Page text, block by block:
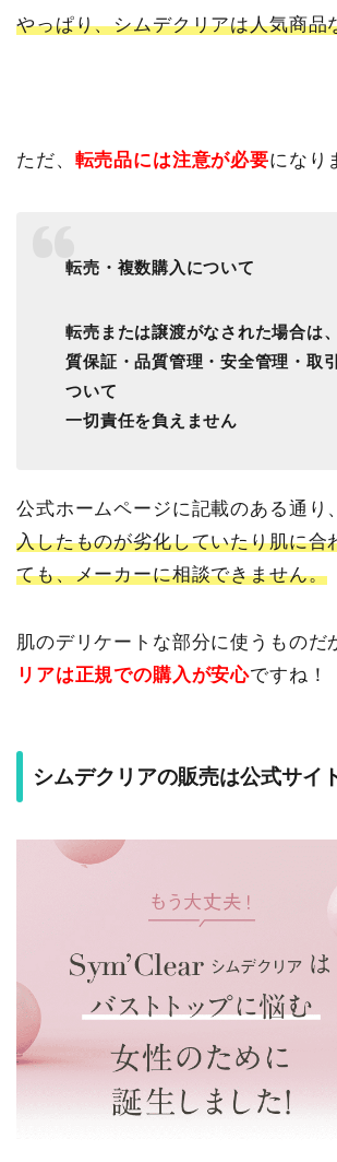
やっぱり、シムデクリアは人気商品
ただ、 転売品には注意が必要になり
転売・複数購入について
転売または譲渡がなされた場合は
質保証・品質管理・安全管理・取
ついて
一切責任を負えません
公式ホームページに記載のある通り
入したものが劣化していたり肌に合
ても、メーカーに相談できません。
肌のデリケートな部分に使うものだ
リアは正規での購入が安心ですね！
シムデクリアの販売は公式サイ